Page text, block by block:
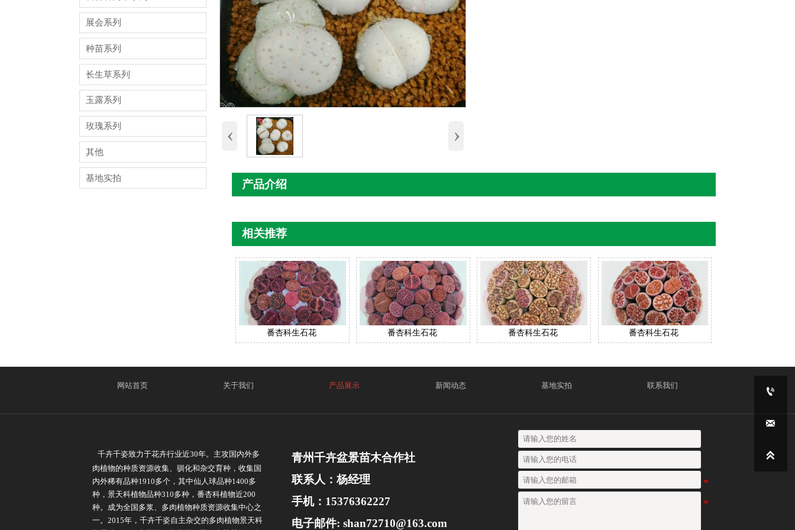
展会系列
种苗系列
长生草系列
玉露系列
玫瑰系列
其他
基地实拍
‹ ›
产品介绍
相关推荐
番杏科生石花 番杏科生石花 番杏科生石花 番杏科生石花
网站首页 关于我们 产品展示 新闻动态 基地实拍 联系我们
千卉千姿致力于花卉行业近30年。主攻国内外多
肉植物的种质资源收集、驯化和杂交育种，收集国
内外稀有品种1910多个，其中仙人球品种1400多
种，景天科植物品种310多种，番杏科植物近200
种。成为全国多浆、多肉植物种质资源收集中心之
一。2015年，千卉千姿自主杂交的多肉植物景天科
青州千卉盆景苗木合作社
联系人：杨经理
手机：15376362227
电子邮件: shan72710@163.com


